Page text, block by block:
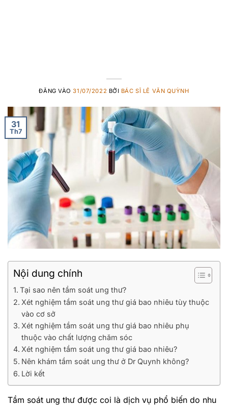
ĐĂNG VÀO31/07/2022 BỞI BÁC SĨ LÊ VĂN QUỲNH
31
Th7
Nội dung chính
Tại sao nên tầm soát ung thư?
Xét nghiệm tầm soát ung thư giá bao nhiêu tùy thuộc
vào cơ sở
Xét nghiệm tầm soát ung thư giá bao nhiêu phụ
thuộc vào chất lượng chăm sóc
Xét nghiệm tầm soát ung thư giá bao nhiêu?
Nên khám tầm soát ung thư ở Dr Quynh không?
Lời kết
Tầm soát ung thư được coi là dịch vụ phổ biến do nhu